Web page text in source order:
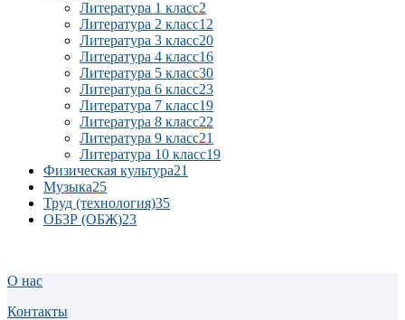
Литература 1 класс2
Литература 2 класс12
Литература 3 класс20
Литература 4 класс16
Литература 5 класс30
Литература 6 класс23
Литература 7 класс19
Литература 8 класс22
Литература 9 класс21
Литература 10 класс19
Физическая культура21
Музыка25
Труд (технология)35
ОБЗР (ОБЖ)23
О нас
Контакты